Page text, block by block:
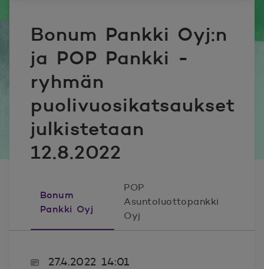
Bonum Pankki Oyj:n
ja POP Pankki -
ryhmän
puolivuosikatsaukset
julkistetaan
12.8.2022
Bonum
Pankki Oyj
POP
Asuntoluottopankki
Oyj
27.4.2022 14:01